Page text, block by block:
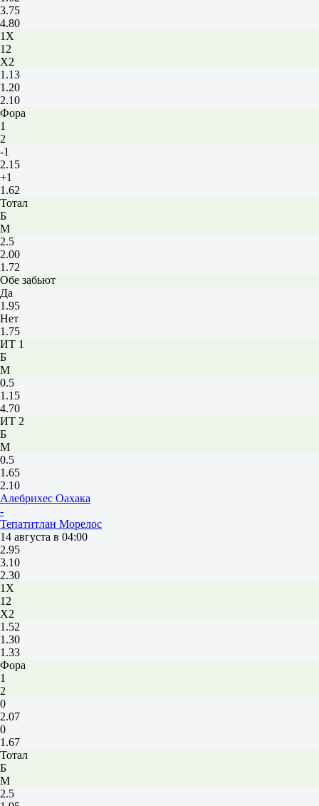
3.75
4.80
1X
12
X2
1.13
1.20
2.10
Фора
1
2
-1
2.15
+1
1.62
Тотал
Б
М
2.5
2.00
1.72
Обе забьют
Да
1.95
Нет
1.75
ИТ 1
Б
М
0.5
1.15
4.70
ИТ 2
Б
М
0.5
1.65
2.10
Алебрихес Оахака
-
Тепатитлан Морелос
14 августа в 04:00
2.95
3.10
2.30
1X
12
X2
1.52
1.30
1.33
Фора
1
2
0
2.07
0
1.67
Тотал
Б
М
2.5